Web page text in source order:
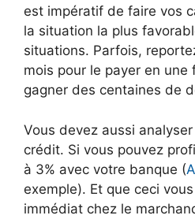
est impératif de faire vos
la situation la plus
situations. Parfois,
mois pour le payer en une
gagner des centaines de
Vous devez aussi
crédit. Si vous pouvez
à 3% avec votre banque (
exemple). Et que ceci
immédiat chez le